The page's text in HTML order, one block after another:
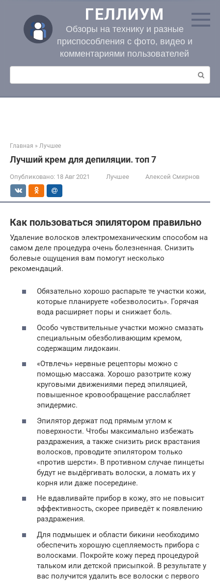
контенту
ГЕЛЛИУМ
Обзоры на технику и разные
приспособления с фото, видео и
комментариями пользователей
Поиск:
Главная » Лучшее
Лучший крем для депиляции. топ 7
Опубликовано: 18 Авг 2021 Лучшее Алексей Смирнов
Как пользоваться эпилятором правильно
Удаление волосков электромеханическим способом на
самом деле процедура очень болезненная. Снизить
болевые ощущения вам помогут несколько
рекомендаций.
Обязательно хорошо распарьте те участки кожи,
которые планируете «обезволосить». Горячая
вода расширяет поры и снижает боль.
Особо чувствительные участки можно смазать
специальным обезболивающим кремом,
содержащим лидокаин.
«Отвлечь» нервные рецепторы можно с
помощью массажа. Хорошо разотрите кожу
круговыми движениями перед эпиляцией,
повышенное кровообращение расслабляет
эпидермис.
Эпилятор держат под прямым углом к
поверхности. Чтобы максимально избежать
раздражения, а также снизить риск врастания
волосков, проводите эпилятором только
«против шерсти». В противном случае пинцеты
будут не выдёргивать волоски, а ломать их у
корня или даже посередине.
Не вдавливайте прибор в кожу, это не повысит
эффективность, скорее приведёт к появлению
раздражения.
Для подмышек и области бикини необходимо
обеспечить хорошую сцепляемость прибора с
волосками. Покройте кожу перед процедурой
тальком или детской присыпкой. В результате у
вас получится удалить все волоски с первого